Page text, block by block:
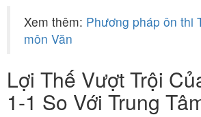
Xem thêm: Phương pháp ôn thi
môn Văn
Lợi Thế Vượt Trội
1-1 So Với Trung